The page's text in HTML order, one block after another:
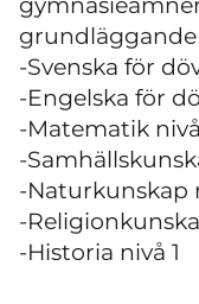
-Svenska för
-Engelska för
-Matematik
-
-Naturkunskap
-
-Historia nivå 1